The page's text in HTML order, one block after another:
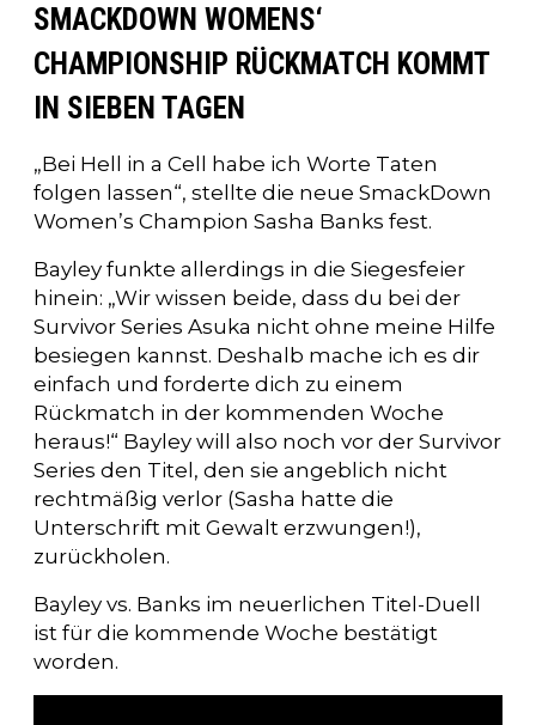
SMACKDOWN WOMENS‘
CHAMPIONSHIP RÜCKMATCH KOMMT
IN SIEBEN TAGEN
„Bei Hell in a Cell habe ich Worte Taten
folgen lassen“, stellte die neue SmackDown
Women’s Champion Sasha Banks fest.
Bayley funkte allerdings in die Siegesfeier
hinein: „Wir wissen beide, dass du bei der
Survivor Series Asuka nicht ohne meine Hilfe
besiegen kannst. Deshalb mache ich es dir
einfach und forderte dich zu einem
Rückmatch in der kommenden Woche
heraus!“ Bayley will also noch vor der Survivor
Series den Titel, den sie angeblich nicht
rechtmäßig verlor (Sasha hatte die
Unterschrift mit Gewalt erzwungen!),
zurückholen.
Bayley vs. Banks im neuerlichen Titel-Duell
ist für die kommende Woche bestätigt
worden.